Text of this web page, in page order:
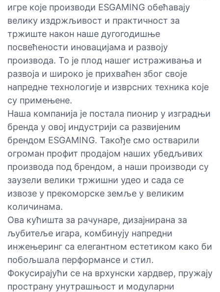
игре које производи ESGAMING обећавају
велику издржљивост и практичност за
тржиште након наше дугогодишње
посвећености иновацијама и развоју
производа. То је плод нашег истраживања и
развоја и широко је прихваћен због своје
напредне технологије и изврсних техника које
су примењене.
Наша компанија је постала пионир у изградњи
бренда у овој индустрији са развијеним
брендом ESGAMING. Такође смо остварили
огроман профит продајом наших убедљивих
производа под брендом, а наши производи су
заузели велики тржишни удео и сада се
извозе у прекоморске земље у великим
количинама.
Ова кућишта за рачунаре, дизајнирана за
љубитеље игара, комбинују напредни
инжењеринг са елегантном естетиком како би
побољшала перформансе и стил.
Фокусирајући се на врхунски хардвер, пружају
пространу унутрашњост и модуларни